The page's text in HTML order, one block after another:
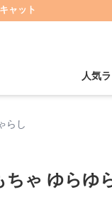
ャット
人気
らし
ちゃ ゆらゆ